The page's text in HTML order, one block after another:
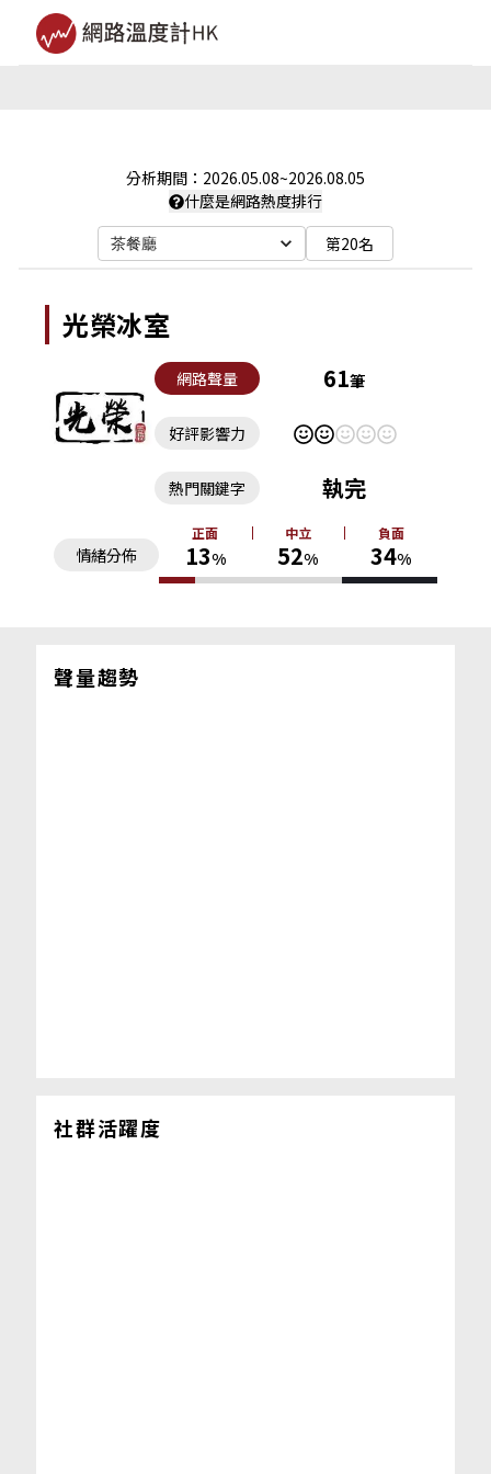
分析期間： 2026.05.08~2026.08.05
什麼是網路熱度排行
茶餐廳 第20名
光榮冰室
網路聲量 61筆
好評影響力
情緒分佈
正面
13%
中立
52%
負面
34%
熱門關鍵字 執完
聲量趨勢
社群活躍度